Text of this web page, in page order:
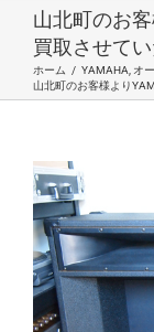
山北町のお
買取させてい
ホーム / YAMAHA, オ
山北町のお客様より
View
Larger
Image